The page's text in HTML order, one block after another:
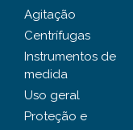
Agitação
Centrífugas
Instrumentos de
medida
Uso geral
Proteção e